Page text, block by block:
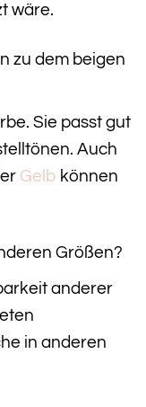
wäre.
zu dem beigen
Sie passt gut
Auch
Gelb können
Größen?
anderer
in anderen